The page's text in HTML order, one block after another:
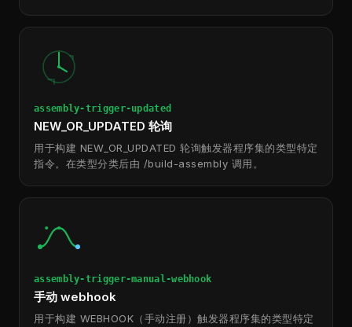
assembly-trigger-updated
NEW_OR_UPDATED 轮询
用于构建 NEW_OR_UPDATED 轮询触发器程序集的类型特定
指令。在类型分类后由 /build-assembly 调用。
assembly-trigger-manual-webhook
手动 webhook
用于构建 WEBHOOK（手动注册）触发器程序集的类型特定